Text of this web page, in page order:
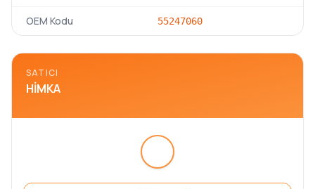
OEM Kodu 55247060
SATICI
HIMKA